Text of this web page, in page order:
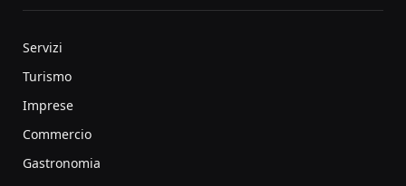
Servizi
Turismo
Imprese
Commercio
Gastronomia